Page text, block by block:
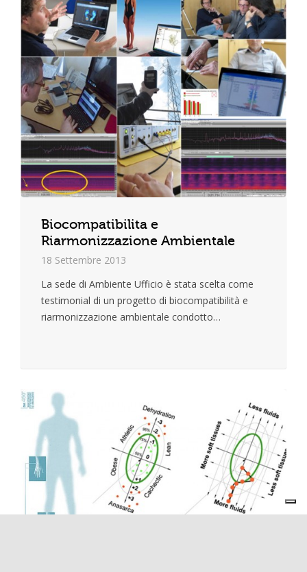
Biocompatibilita e
Riarmonizzazione Ambientale
18 Settembre 2013
La sede di Ambiente Ufficio è stata scelta come
testimonial di un progetto di biocompatibilità e
riarmonizzazione ambientale condotto…